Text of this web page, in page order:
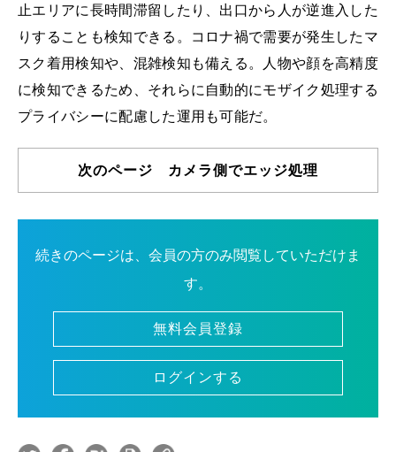
止エリアに長時間滞留したり、出口から人が逆進入した
りすることも検知できる。コロナ禍で需要が発生したマ
スク着用検知や、混雑検知も備える。人物や顔を高精度
に検知できるため、それらに自動的にモザイク処理する
プライバシーに配慮した運用も可能だ。
次のページ カメラ側でエッジ処理
続きのページは、会員の方のみ閲覧していただけま
す。
無料会員登録
ログインする